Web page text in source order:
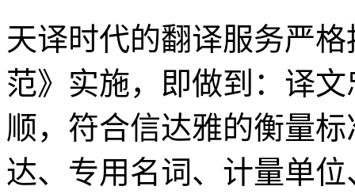
天译时代的翻译服务严
范》实施，即做到：译
顺，符合信达雅的衡量
达、专用名词、计量单